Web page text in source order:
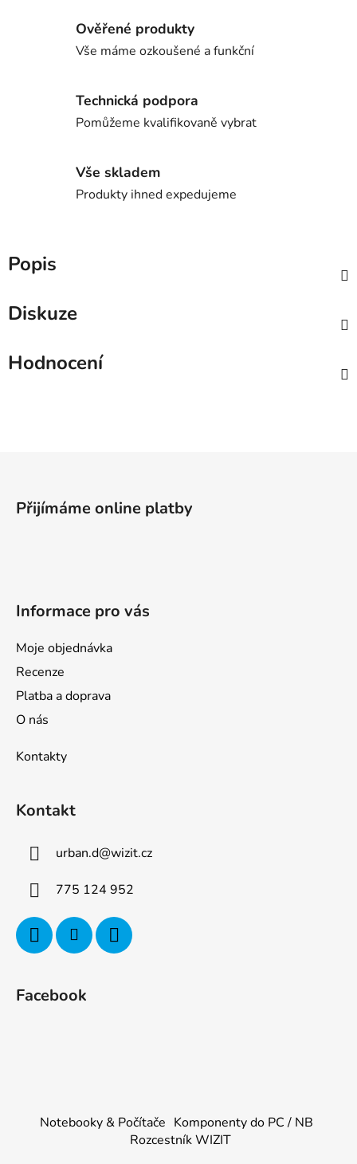
Ověřené produkty
Vše máme ozkoušené a funkční
Technická podpora
Pomůžeme kvalifikovaně vybrat
Vše skladem
Produkty ihned expedujeme
Popis
Diskuze
Hodnocení
Přijímáme online platby
Informace pro vás
Moje objednávka
Recenze
Platba a doprava
O nás
Kontakty
Kontakt
urban.d@wizit.cz
775 124 952
Facebook
Notebooky & Počítače Komponenty do PC / NB
Rozcestník WIZIT